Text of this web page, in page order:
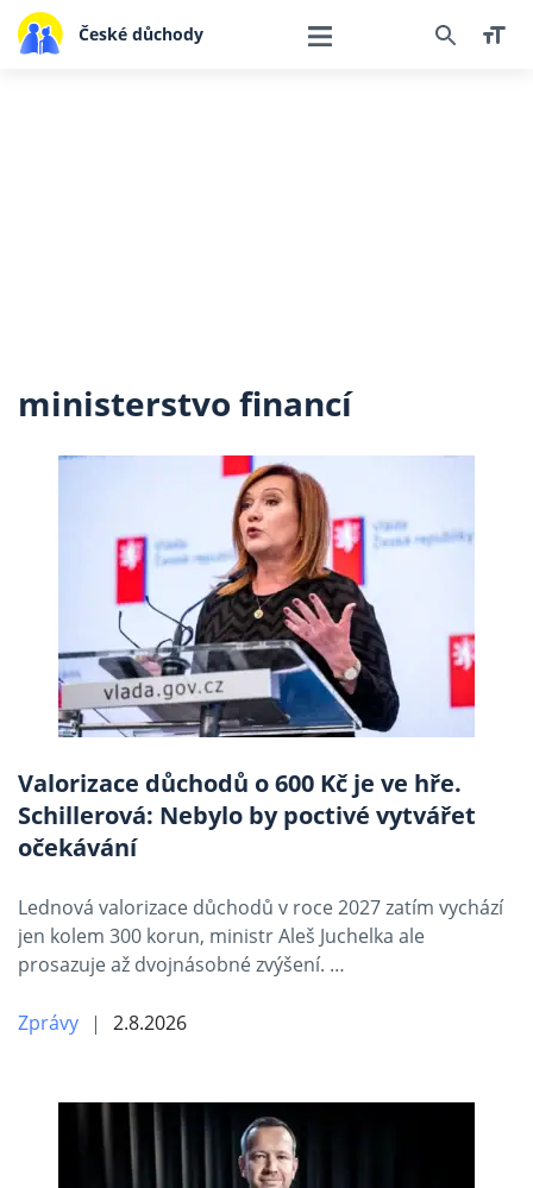
České důchody
ministerstvo financí
Valorizace důchodů o 600 Kč je ve hře.
Schillerová: Nebylo by poctivé vytvářet
očekávání
Lednová valorizace důchodů v roce 2027 zatím vychází
jen kolem 300 korun, ministr Aleš Juchelka ale
prosazuje až dvojnásobné zvýšení. …
Zprávy 2.8.2026